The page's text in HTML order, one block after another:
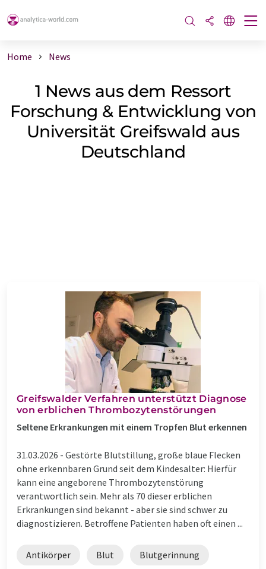
Home News
1 News aus dem Ressort
Forschung & Entwicklung von
Universität Greifswald aus
Deutschland
Greifswalder Verfahren unterstützt Diagnose
von erblichen Thrombozytenstörungen
Seltene Erkrankungen mit einem Tropfen Blut erkennen
31.03.2026 - Gestörte Blutstillung, große blaue Flecken
ohne erkennbaren Grund seit dem Kindesalter: Hierfür
kann eine angeborene Thrombozytenstörung
verantwortlich sein. Mehr als 70 dieser erblichen
Erkrankungen sind bekannt - aber sie sind schwer zu
diagnostizieren. Betroffene Patienten haben oft einen ...
Antikörper Blut Blutgerinnung